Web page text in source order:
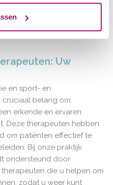
om vooraf bij uw
sessies voor stress-
krijgt.
Uw
en sport- en
cruciaal belang om
erkende en ervaren
Deze therapeuten hebben
om patiënten effectief te
Bij onze praktijk
ondersteund door
die u helpen om
zodat u weer kunt